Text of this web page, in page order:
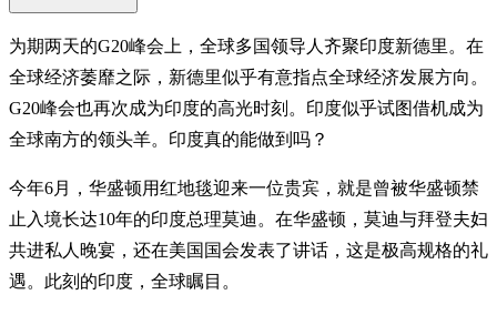
为期两天的G20峰会上，全球多国领导人齐聚印度新德里。在
全球经济萎靡之际，新德里似乎有意指点全球经济发展方向。
G20峰会也再次成为印度的高光时刻。印度似乎试图借机成为
全球南方的领头羊。印度真的能做到吗？
今年6月，华盛顿用红地毯迎来一位贵宾，就是曾被华盛顿禁
止入境长达10年的印度总理莫迪。在华盛顿，莫迪与拜登夫妇
共进私人晚宴，还在美国国会发表了讲话，这是极高规格的礼
遇。此刻的印度，全球瞩目。